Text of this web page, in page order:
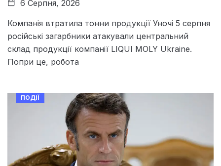
6 Серпня, 2026
Компанія втратила тонни продукції Уночі 5 серпня
російські загарбники атакували центральний
склад продукції компанії LIQUI MOLY Ukraine.
Попри це, робота
ПОДІЇ